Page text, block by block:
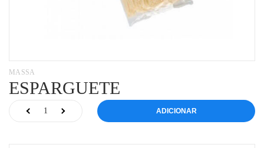
MASSA
ESPARGUETE
ADICIONAR